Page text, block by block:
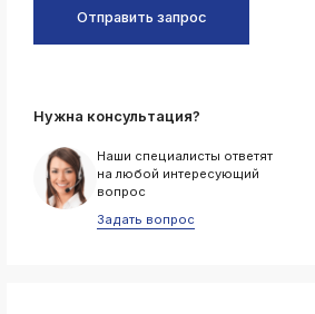
ksldkfjsdlfkjsls;ldfkgjsdl;kfkфыва
k
Отправить запрос
Нужна консультация?
Наши специалисты ответят
на любой интересующий
вопрос
Задать вопрос